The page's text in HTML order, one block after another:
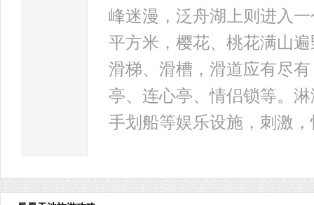
峰迷漫，泛舟湖上则进入
平方米，樱花、桃花满山
滑梯、滑槽，滑道应有尽
亭、连心亭、情侣锁等。
手划船等娱乐设施，刺激